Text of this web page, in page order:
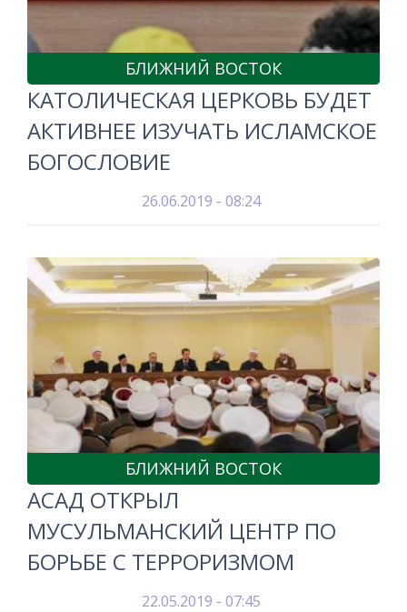
БЛИЖНИЙ ВОСТОК
КАТОЛИЧЕСКАЯ ЦЕРКОВЬ БУДЕТ
АКТИВНЕЕ ИЗУЧАТЬ ИСЛАМСКОЕ
БОГОСЛОВИЕ
26.06.2019 - 08:24
БЛИЖНИЙ ВОСТОК
АСАД ОТКРЫЛ
МУСУЛЬМАНСКИЙ ЦЕНТР ПО
БОРЬБЕ С ТЕРРОРИЗМОМ
22.05.2019 - 07:45